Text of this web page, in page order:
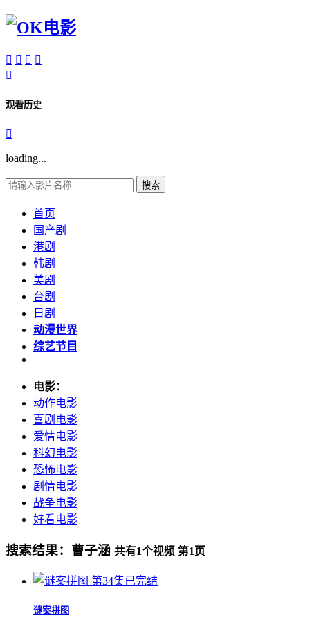
   

观看历史

loading...
搜索
首页
国产剧
港剧
韩剧
美剧
台剧
日剧
动漫世界
综艺节目
电影：
动作电影
喜剧电影
爱情电影
科幻电影
恐怖电影
剧情电影
战争电影
好看电影
搜索结果： 曹子涵 共有1个视频 第1 页
第34集已完结
谜案拼图